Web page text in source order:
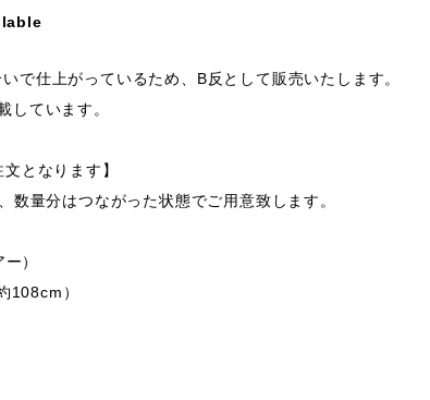
で仕上がっているため、B反として販売いたします。
しています。
となります】
数量分はつながった状態でご用意致します。
）
108cm）